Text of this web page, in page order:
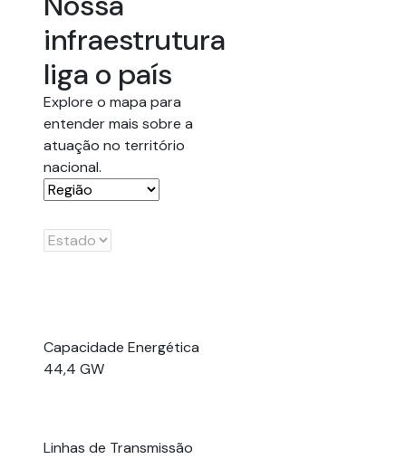
infraestrutura
liga o país
Explore o mapa para
entender mais sobre a
atuação no território
nacional.
Capacidade Energética
44,4 GW
Linhas de Transmissão